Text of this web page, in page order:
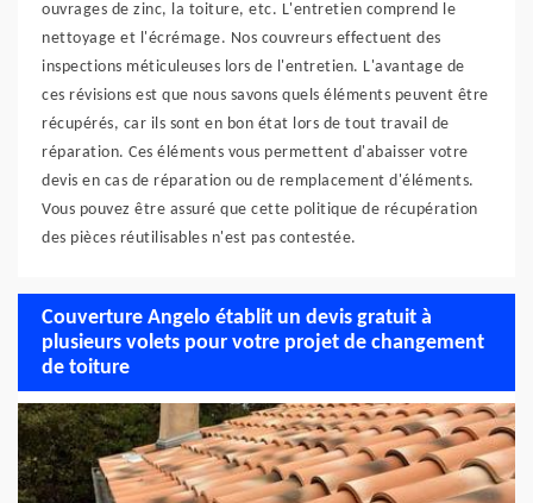
ouvrages de zinc, la toiture, etc. L'entretien comprend le
nettoyage et l'écrémage. Nos couvreurs effectuent des
inspections méticuleuses lors de l'entretien. L'avantage de
ces révisions est que nous savons quels éléments peuvent être
récupérés, car ils sont en bon état lors de tout travail de
réparation. Ces éléments vous permettent d'abaisser votre
devis en cas de réparation ou de remplacement d'éléments.
Vous pouvez être assuré que cette politique de récupération
des pièces réutilisables n'est pas contestée.
Couverture Angelo établit un devis gratuit à
plusieurs volets pour votre projet de changement
de toiture